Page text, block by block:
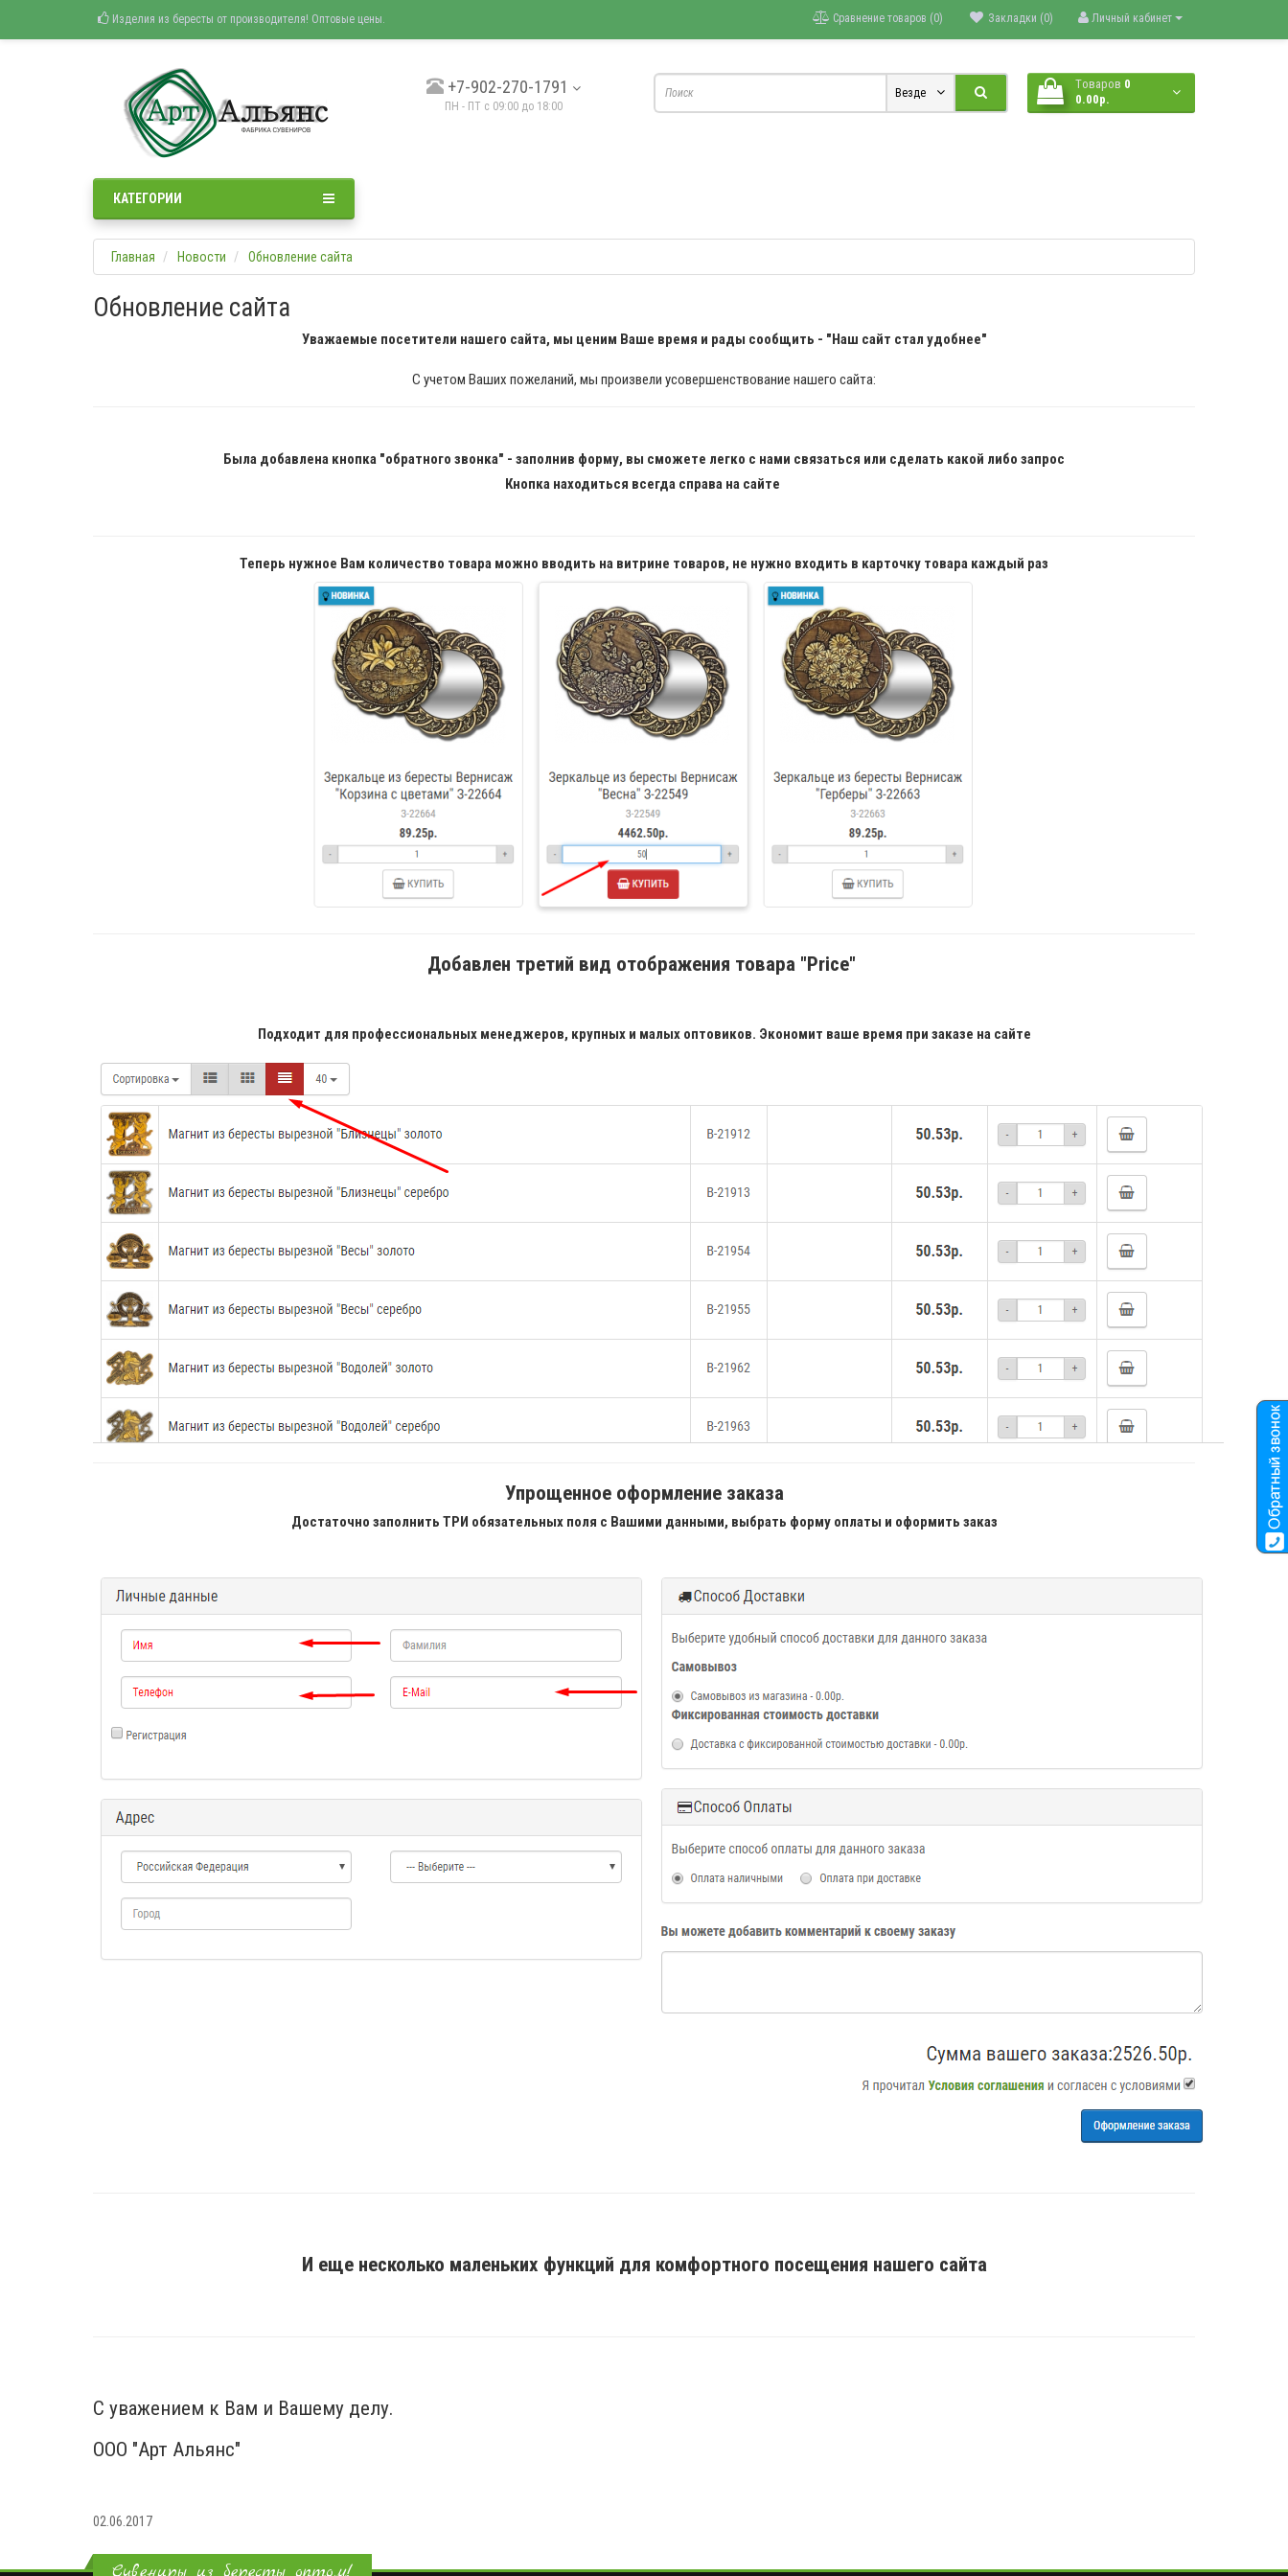
Изделия из бересты от производителя! Оптовые цены. Личный кабинет
Закладки (0)
Сравнение товаров (0)
+7-902-270-1791
ПН - ПТ с 09:00 до 18:00
Везде
Tоваров 0
0.00р.
КАТЕГОРИИ
Главная Новости Обновление сайта
Обновление сайта
Уважаемые посетители нашего сайта, мы ценим Ваше время и рады сообщить - "Наш сайт стал удобнее"
С учетом Ваших пожеланий, мы произвели усовершенствование нашего сайта:
Была добавлена кнопка "обратного звонка" - заполнив форму, вы сможете легко с нами связаться или сделать какой либо запрос
Кнопка находиться всегда справа на сайте
Теперь нужное Вам количество товара можно вводить на витрине товаров, не нужно входить в карточку товара каждый раз
Добавлен третий вид отображения товара "Price"
Подходит для профессиональных менеджеров, крупных и малых оптовиков. Экономит ваше время при заказе на сайте
Упрощенное оформление заказа
Достаточно заполнить ТРИ обязательных поля с Вашими данными, выбрать форму оплаты и оформить заказ
И еще несколько маленьких функций для комфортного посещения нашего сайта
С уважением к Вам и Вашему делу.
ООО "Арт Альянс"
02.06.2017